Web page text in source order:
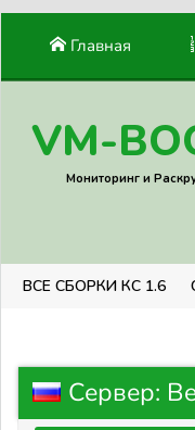
Главная
VM-
Мониторинг и
ВСЕ СБОРКИ КС 1.6
Сервер: